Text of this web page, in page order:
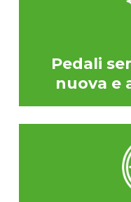
Pedali
nuova e